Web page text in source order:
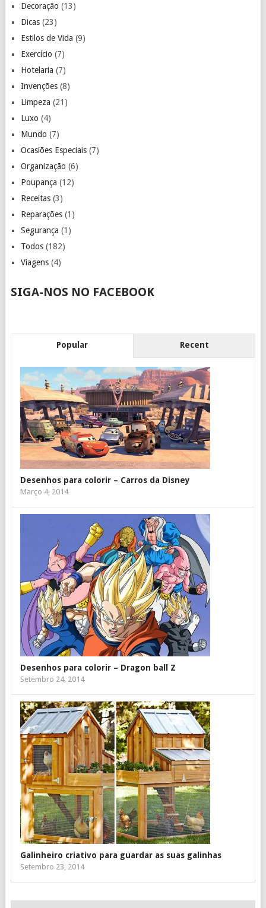
Decoração (13)
Dicas(23)
Estilos de Vida (9)
Exercício (7)
Hotelaria (7)
Invenções(8)
Limpeza (21)
Luxo (4)
Mundo (7)
Ocasiões Especiais(7)
Organização (6)
Poupança (12)
Receitas(3)
Reparações(1)
Segurança (1)
Todos(182)
Viagens(4)
SIGA-NOS NO FACEBOOK
Popular Recent
Desenhos para colorir – Carros da Disney
Março 4, 2014
Desenhos para colorir – Dragon ball Z
Setembro 24, 2014
Galinheiro criativo para guardar as suas galinhas
Setembro 23, 2014